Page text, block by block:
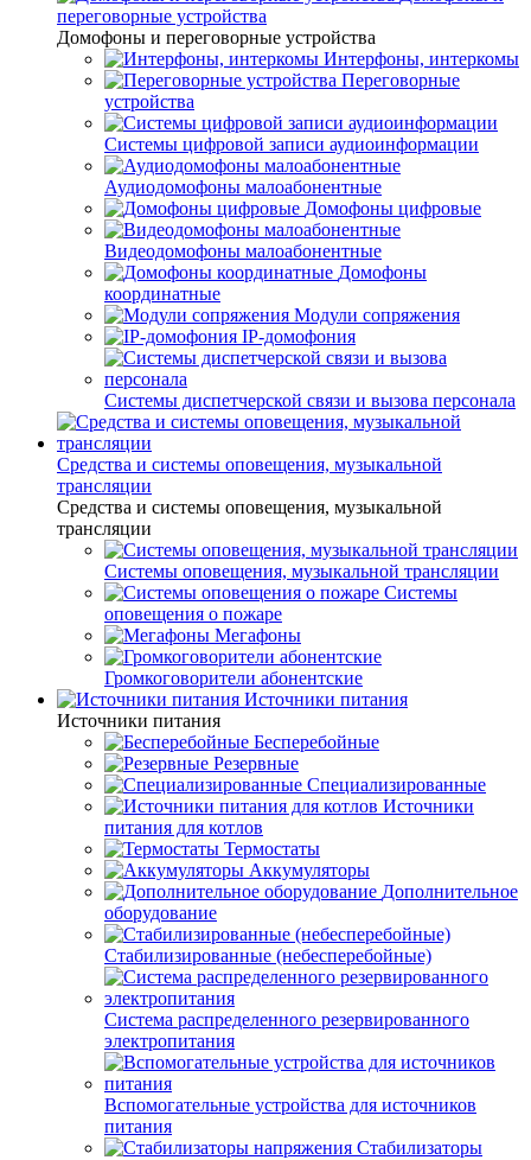
переговорные устройства
Домофоны и переговорные устройства
Интерфоны, интеркомы
Переговорные
устройства
Системы цифровой записи аудиоинформации
Аудиодомофоны малоабонентные
Домофоны цифровые
Видеодомофоны малоабонентные
Домофоны
координатные
Модули сопряжения
IP-домофония
Системы диспетчерской связи и вызова персонала
Средства и системы оповещения, музыкальной
трансляции
Средства и системы оповещения, музыкальной
трансляции
Системы оповещения, музыкальной трансляции
Системы
оповещения о пожаре
Мегафоны
Громкоговорители абонентские
Источники питания
Источники питания
Бесперебойные
Резервные
Специализированные
Источники
питания для котлов
Термостаты
Аккумуляторы
Дополнительное
оборудование
Стабилизированные (небесперебойные)
Система распределенного резервированного
электропитания
Вспомогательные устройства для источников
питания
Стабилизаторы